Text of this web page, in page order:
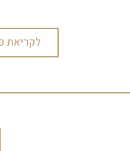
לקריאת